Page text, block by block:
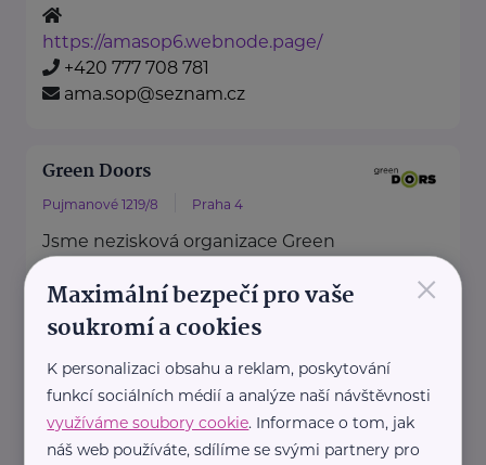
https://amasop6.webnode.page/
+420 777 708 781
ama.sop@seznam.cz
Green Doors
Pujmanové 1219/8 Praha 4
Jsme nezisková organizace Green
v oblasti duševního zdraví.
Předáváme naději, že s duševní ...
https://www.greendoors.cz/
greendoors@greendoors.cz
×
Maximální bezpečí pro vaše
soukromí a cookies
K personalizaci obsahu a reklam, poskytování
funkcí sociálních médií a analýze naší návštěvnosti
využíváme soubory cookie. Informace o tom, jak
náš web používáte, sdílíme se svými partnery pro